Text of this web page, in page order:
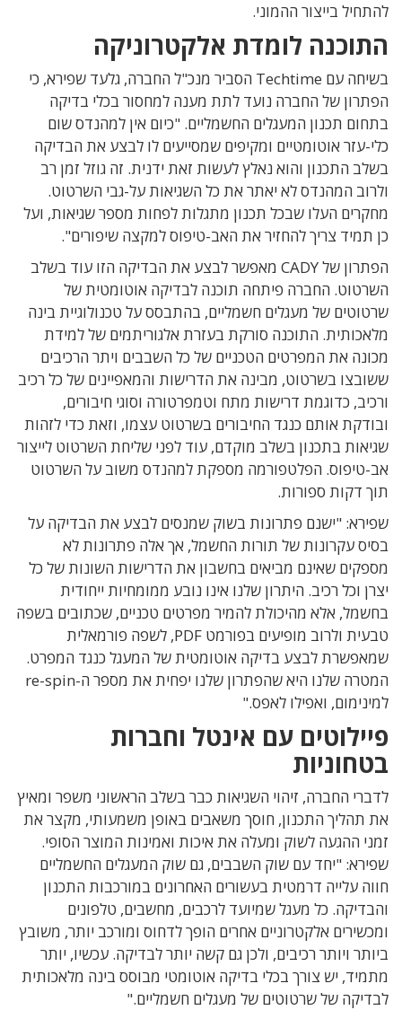
להתחיל בייצור ההמוני.
התוכנה לומדת אלקטרוניקה
בשיחה עם Techtime הסביר מנכ"ל החברה, גלעד שפירא, כי
הפתרון של החברה נועד לתת מענה למחסור בכלי בדיקה
בתחום תכנון המעגלים החשמליים. "כיום אין למהנדס שום
כלי-עזר אוטומטיים ומקיפים שמסייעים לו לבצע את הבדיקה
בשלב התכנון והוא נאלץ לעשות זאת ידנית. זה גוזל זמן רב
ולרוב המהנדס לא יאתר את כל השגיאות על-גבי השרטוט.
מחקרים העלו שבכל תכנון מתגלות לפחות מספר שגיאות, ועל
כן תמיד צריך להחזיר את האב-טיפוס למקצה שיפורים".
הפתרון של CADY מאפשר לבצע את הבדיקה הזו עוד בשלב
השרטוט. החברה פיתחה תוכנה לבדיקה אוטומטית של
שרטוטים של מעגלים חשמליים, בהתבסס על טכנולוגיית בינה
מלאכותית. התוכנה סורקת בעזרת אלגוריתמים של למידת
מכונה את המפרטים הטכניים של כל השבבים ויתר הרכיבים
ששובצו בשרטוט, מבינה את הדרישות והמאפיינים של כל רכיב
ורכיב, כדוגמת דרישות מתח וטמפרטורה וסוגי חיבורים,
ובודקת אותם כנגד החיבורים בשרטוט עצמו, וזאת כדי לזהות
שגיאות בתכנון בשלב מוקדם, עוד לפני שליחת השרטוט לייצור
אב-טיפוס. הפלטפורמה מספקת למהנדס משוב על השרטוט
תוך דקות ספורות.
שפירא: "ישנם פתרונות בשוק שמנסים לבצע את הבדיקה על
בסיס עקרונות של תורות החשמל, אך אלה פתרונות לא
מספקים שאינם מביאים בחשבון את הדרישות השונות של כל
יצרן וכל רכיב. היתרון שלנו אינו נובע ממומחיות ייחודית
בחשמל, אלא מהיכולת להמיר מפרטים טכניים, שכתובים בשפה
טבעית ולרוב מופיעים בפורמט PDF, לשפה פורמאלית
שמאפשרת לבצע בדיקה אוטומטית של המעגל כנגד המפרט.
המטרה שלנו היא שהפתרון שלנו יפחית את מספר ה-re-spin
למינימום, ואפילו לאפס."
פיילוטים עם אינטל וחברות
בטחוניות
לדברי החברה, זיהוי השגיאות כבר בשלב הראשוני משפר ומאיץ
את תהליך התכנון, חוסך משאבים באופן משמעותי, מקצר את
זמני ההגעה לשוק ומעלה את איכות ואמינות המוצר הסופי.
שפירא: "יחד עם שוק השבבים, גם שוק המעגלים החשמליים
חווה עלייה דרמטית בעשורים האחרונים במורכבות התכנון
והבדיקה. כל מעגל שמיועד לרכבים, מחשבים, טלפונים
ומכשירים אלקטרוניים אחרים הופך לדחוס ומורכב יותר, משובץ
ביותר ויותר רכיבים, ולכן גם קשה יותר לבדיקה. עכשיו, יותר
מתמיד, יש צורך בכלי בדיקה אוטומטי מבוסס בינה מלאכותית
לבדיקה של שרטוטים של מעגלים חשמליים."